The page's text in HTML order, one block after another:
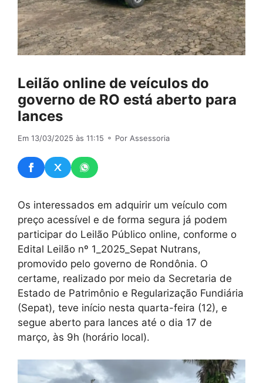
Leilão online de veículos do
governo de RO está aberto para
lances
Em 13/03/2025 às 11:15 ⚬ Por Assessoria
Os interessados em adquirir um veículo com
preço acessível e de forma segura já podem
participar do Leilão Público online, conforme o
Edital Leilão nº 1_2025_Sepat Nutrans,
promovido pelo governo de Rondônia. O
certame, realizado por meio da Secretaria de
Estado de Patrimônio e Regularização Fundiária
(Sepat), teve início nesta quarta-feira (12), e
segue aberto para lances até o dia 17 de
março, às 9h (horário local).